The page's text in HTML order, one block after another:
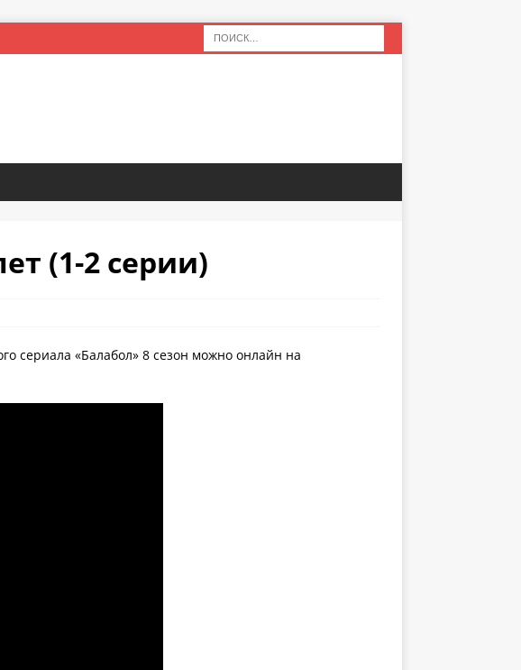
(1-2 серии)
сериала «Балабол» 8 сезон можно онлайн на